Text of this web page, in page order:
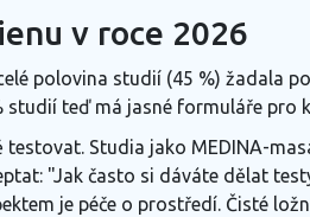
v roce 2026
polovina studií (45 %) žadala
teď má jasné formuláře pro
Studia jako MEDINA-
"Jak často si dáváte dělat
je péče o prostředí. Čisté